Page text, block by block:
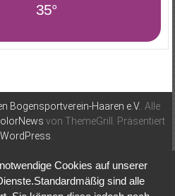
35°
Bogensportverein-Haaren e.V. . Alle
von ThemeGrill. Präsentiert
WordPress
Cookies auf unserer
sind alle